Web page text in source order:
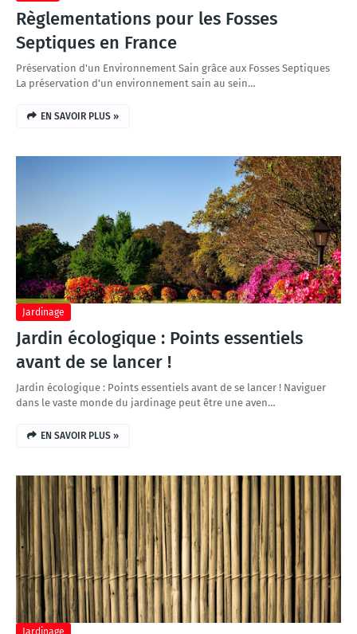
Règlementations pour les Fosses
Septiques en France
Préservation d'un Environnement Sain grâce aux Fosses Septiques
La préservation d'un environnement sain au sein…
EN SAVOIR PLUS »
Jardinage
Jardin écologique : Points essentiels
avant de se lancer !
Jardin écologique : Points essentiels avant de se lancer ! Naviguer
dans le vaste monde du jardinage peut être une aven…
EN SAVOIR PLUS »
Jardinage